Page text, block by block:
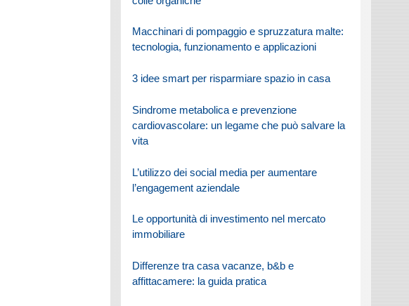
Macchinari di pompaggio e spruzzatura malte:
tecnologia, funzionamento e applicazioni
3 idee smart per risparmiare spazio in casa
Sindrome metabolica e prevenzione
cardiovascolare: un legame che può salvare la
vita
L’utilizzo dei social media per aumentare
l’engagement aziendale
Le opportunità di investimento nel mercato
immobiliare
Differenze tra casa vacanze, b&b e
affittacamere: la guida pratica